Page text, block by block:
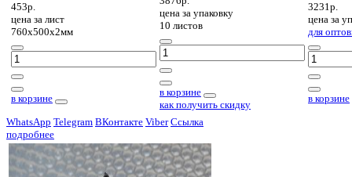
453р.
цена за лист
760х500х2мм
в корзине
цена за упаковку
10 листов
в корзине
как получить скидку
3231р.
цена за
для
в корзине
WhatsApp Telegram ВКонтакте Viber Ссылка
подробнее